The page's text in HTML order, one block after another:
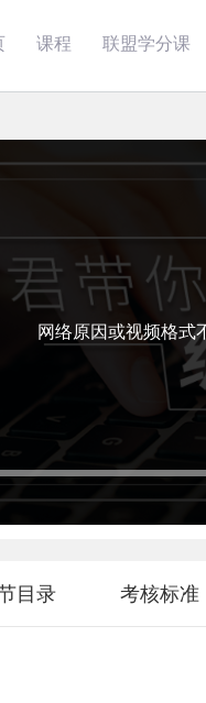
课程 联盟学分课
网络原因或视频格式
目录 考核标准